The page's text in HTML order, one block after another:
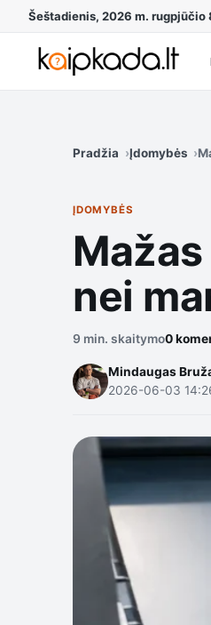
Šeštadienis, 2026 m. rugpjūčio
Pradžia Įdomybės
ĮDOMYBĖS
nei
9 min. skaitymo0
Mindaugas
2026-06-03